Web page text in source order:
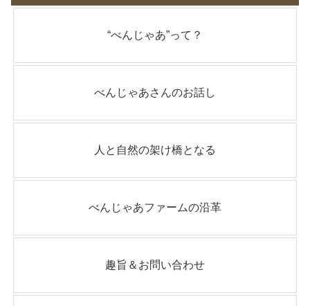
“べんじゃあ”って？
べんじゃあさんのお話し
人と自然の架け橋となる
べんじゃあファームの沿革
趣旨＆お問い合わせ